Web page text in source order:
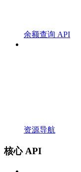
余额查询 API
资源导航
核心 API